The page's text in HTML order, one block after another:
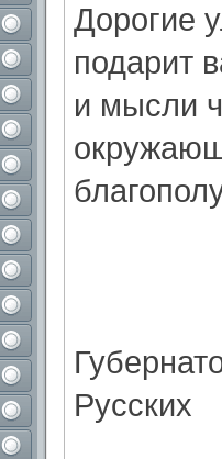
Дорогие
подарит
и мысли
Русских